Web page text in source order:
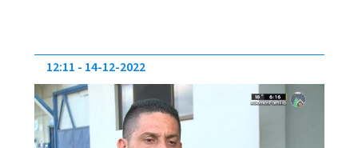
12:11 14-12-2022